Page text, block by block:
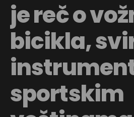
je reč o
bicikla,
sportskim